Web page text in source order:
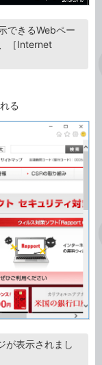
できるWebペー
［Internet
る
が表示されまし